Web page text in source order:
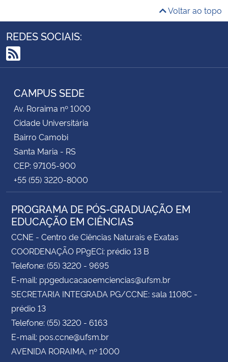
Voltar ao topo
REDES SOCIAIS:
RSS
CAMPUS SEDE
Av. Roraima nº 1000
Cidade Universitária
Bairro Camobi
Santa Maria - RS
CEP: 97105-900
+55 (55) 3220-8000
PROGRAMA DE PÓS-GRADUAÇÃO EM
EDUCAÇÃO EM CIÊNCIAS
CCNE - Centro de Ciências Naturais e Exatas
COORDENAÇÃO PPgECi: prédio 13 B
Telefone: (55) 3220 - 9695
E-mail: ppgeducacaoemciencias@ufsm.br
SECRETARIA INTEGRADA PG/CCNE: sala 1108C -
prédio 13
Telefone: (55) 3220 - 6163
E-mail: pos.ccne@ufsm.br
AVENIDA RORAIMA, nº 1000